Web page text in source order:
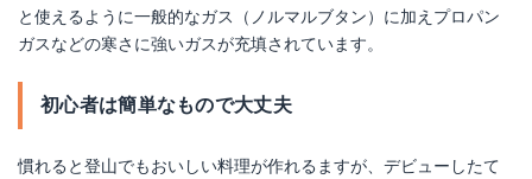
と使えるように一般的なガス（ノルマルブタン）に加えプロパン
ガスなどの寒さに強いガスが充填されています。
初心者は簡単なもので大丈夫
慣れると登山でもおいしい料理が作れるますが、デビューしたて